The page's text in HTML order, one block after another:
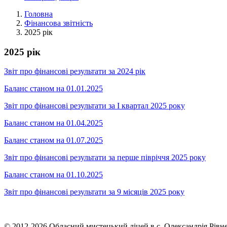
Головна
Фінансова звітність
2025 рік
2025 рік
Звіт про фінансові результати за 2024 рік
Баланс станом на 01.01.2025
Звіт про фінансові результати за І квартал 2025 року
Баланс станом на 01.04.2025
Баланс станом на 01.07.2025
Звіт про фінансові результати за перше півріччя 2025 року
Баланс станом на 01.10.2025
Звіт про фінансові результати за 9 місяців 2025 року